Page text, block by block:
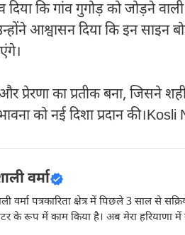
कि गांव गुगोड़ को जोड़ने
आश्वासन दिया कि इन साइन
प्रेरणा का प्रतीक बना, जिसने
को नई दिशा प्रदान की।Kosli
वर्मा
वर्मा पत्रकारिता क्षेत्र में पिछले 3 साल से
के रूप में काम किया है। अब मेरा हरियाणा में